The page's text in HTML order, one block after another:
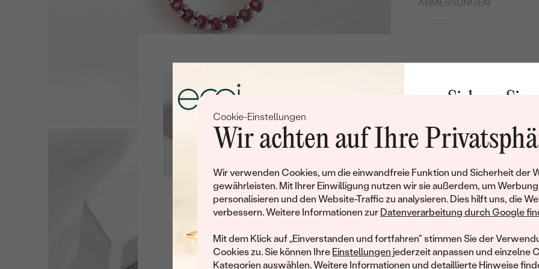
Cookie-Einstellungen
Wir achten auf Ihre
Wir verwenden Cookies, um die einwandfreie Funktion und Sicherheit der
gewährleisten. Mit Ihrer Einwilligung nutzen wir sie außerdem, um Werbung
personalisieren und den Website-Traffic zu analysieren. Dies hilft uns, die
verbessern. Weitere Informationen zur Datenverarbeitung durch Google
Mit dem Klick auf „Einverstanden und fortfahren" stimmen Sie der
Cookies zu. Sie können Ihre Einstellungen jederzeit anpassen und einzelne
Kategorien auswählen. Weitere Informationen und detaillierte Hinweise
ABMESSUNGEN:
HERKUNFT:
Leider hat dieses Schmuckstück bereits seinen Besitzer
informiert werden möchten, hinterlassen Sie uns bitte Ihre E-
Sichern Sie
Rabatt auf
Werden Sie Teil
und entdecken Sie die
gefertigten Schmucks
Ihren ersten